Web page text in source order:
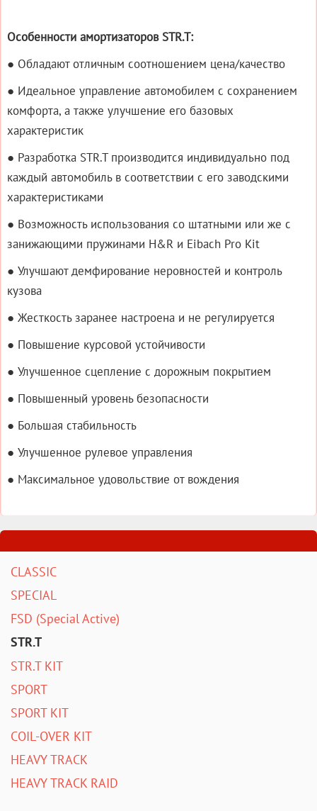
Особенности амортизаторов STR.T:
● Обладают отличным соотношением цена/качество
● Идеальное управление автомобилем с сохранением
комфорта, а также улучшение его базовых
характеристик
● Разработка STR.T производится индивидуально под
каждый автомобиль в соответствии с его заводскими
характеристиками
● Возможность использования со штатными или же с
занижающими пружинами H&R и Eibach Pro Kit
● Улучшают демфирование неровностей и контроль
кузова
● Жесткость заранее настроена и не регулируется
● Повышение курсовой устойчивости
● Улучшенное сцепление с дорожным покрытием
● Повышенный уровень безопасности
● Большая стабильность
● Улучшенное рулевое управления
● Максимальное удовольствие от вождения
CLASSIC
SPECIAL
FSD (Special Active)
STR.T
STR.T KIT
SPORT
SPORT KIT
COIL-OVER KIT
HEAVY TRACK
HEAVY TRACK RAID